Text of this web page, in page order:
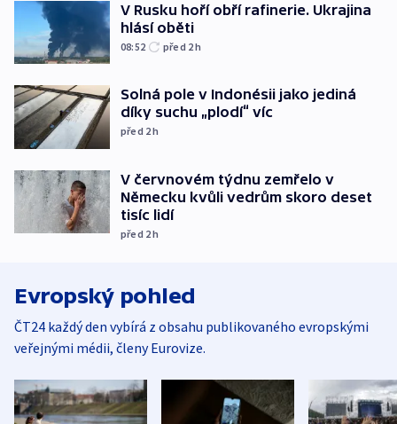
V Rusku hoří obří rafinerie. Ukrajina
hlásí oběti
08:52 před 2h
Solná pole v Indonésii jako jediná
díky suchu „plodí“ víc
před 2h
V červnovém týdnu zemřelo v
Německu kvůli vedrům skoro deset
tisíc lidí
před 2h
Evropský pohled
ČT24 každý den vybírá z obsahu publikovaného evropskými
veřejnými médii, členy Eurovize.